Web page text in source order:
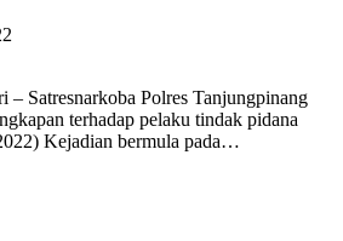
– Satresnarkoba Polres Tanjungpinang
terhadap pelaku tindak pidana
Kejadian bermula pada…